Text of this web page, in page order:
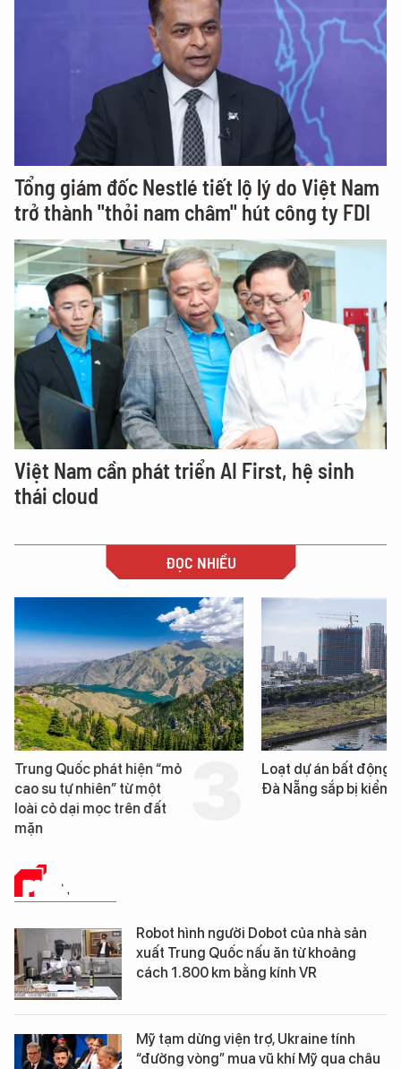
Tổng giám đốc Nestlé tiết lộ lý do Việt Nam
trở thành "thỏi nam châm" hút công ty FDI
Việt Nam cần phát triển AI First, hệ sinh
thái cloud
ĐỌC NHIỀU
Trung Quốc phát hiện “mỏ
cao su tự nhiên” từ một
loài cỏ dại mọc trên đất
mặn
Loạt dự án bất động
Đà Nẵng sắp bị kiểm
PHÂN TÍCH
Robot hình người Dobot của nhà sản
xuất Trung Quốc nấu ăn từ khoảng
cách 1.800 km bằng kính VR
Mỹ tạm dừng viện trợ, Ukraine tính
“đường vòng” mua vũ khí Mỹ qua châu